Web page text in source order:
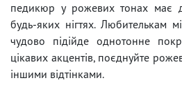
педикюр у рожевих тонах має
будь-яких нігтях. Любителькам
чудово підійде однотонне
цікавих акцентів, поєднуйте
іншими відтінками.